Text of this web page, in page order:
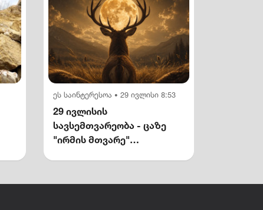
ეს საინტერესოა • 29 ივლისი 8:53
29 ივლისის
სავსემთვარეობა - ცაზე
"ირმის მთვარე"